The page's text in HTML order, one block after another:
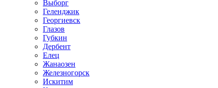
Выборг
Геленджик
Георгиевск
Глазов
Губкин
Дербент
Елец
Жанаозен
Железногорск
Искитим